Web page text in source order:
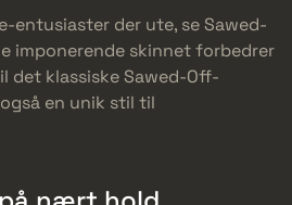
entusiaster der ute, se Sawed-
imponerende skinnet forbedrer
det klassiske Sawed-Off-
en unik stil til